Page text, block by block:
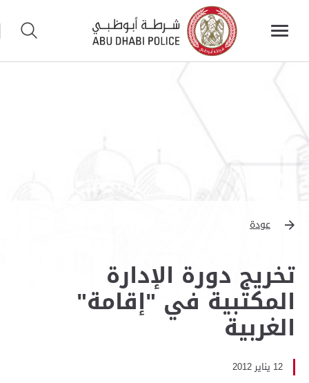
عودة
تخريج دورة الإدارة
المكتبية في "إقامة"
الغربية
12 يناير 2012